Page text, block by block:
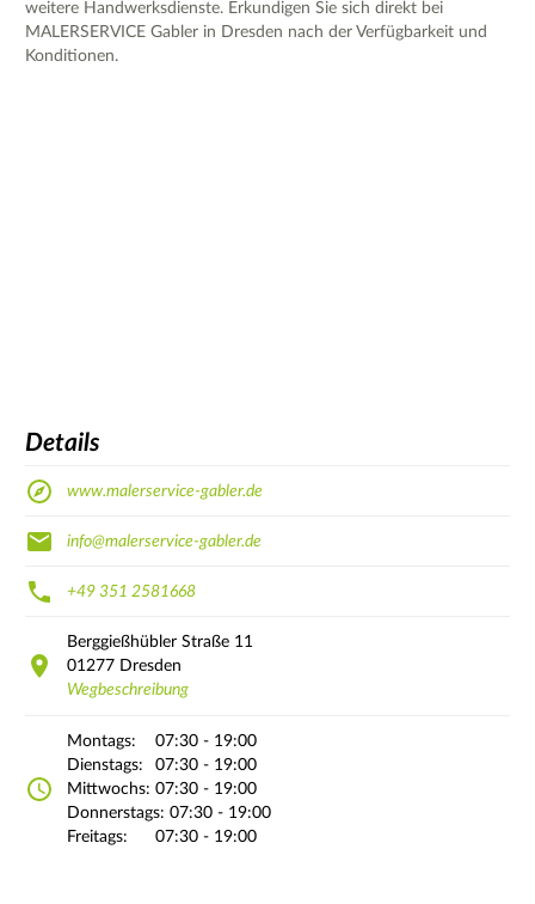
weitere Handwerksdienste. Erkundigen Sie sich direkt bei
MALERSERVICE Gabler in Dresden nach der Verfügbarkeit und
Konditionen.
Details
www.malerservice-gabler.de
info@malerservice-gabler.de
+49 351 2581668
Berggießhübler Straße 11
01277 Dresden
Wegbeschreibung
Montags:
07:30 - 19:00
Dienstags:
07:30 - 19:00
Mittwochs: 07:30 - 19:00
Donnerstags: 07:30 - 19:00
Freitags:
07:30 - 19:00